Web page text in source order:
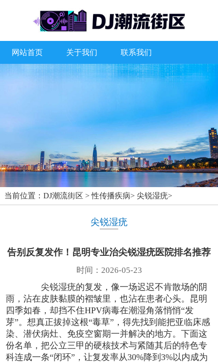
网站首页 关于我们 联系我们
当前位置： DJ潮流街区 >性传播疾病> 尖锐湿疣>
尖锐湿疣
告别反复发作！昆明专业治尖锐湿疣医院排名推荐
时间：2026-05-23
尖锐湿疣的复发，像一场迟迟不肯散场的阴
雨，沾在皮肤黏膜的褶皱里，也沾在患者心头。昆明
四季如春，却挡不住HPV病毒在潮湿角落悄悄“发
芽”。想真正拔掉这根“毒草”，得先找到能把亚临床感
染、潜伏病灶、免疫空窗期一并解决的地方。下面这
份名单，把公立三甲的硬核技术与紧随其后的特色专
科连成一条“闭环”，让复发率从30%降到3%以内成为